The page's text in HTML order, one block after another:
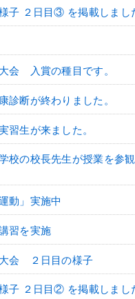
子 ２日目③ を掲載しまし
会 入賞の種目です。
診断が終わりました。
習生が来ました。
校の校長先生が授業を参
動」実施中
習を実施
会 ２日目の様子
子 ２日目② を掲載しまし